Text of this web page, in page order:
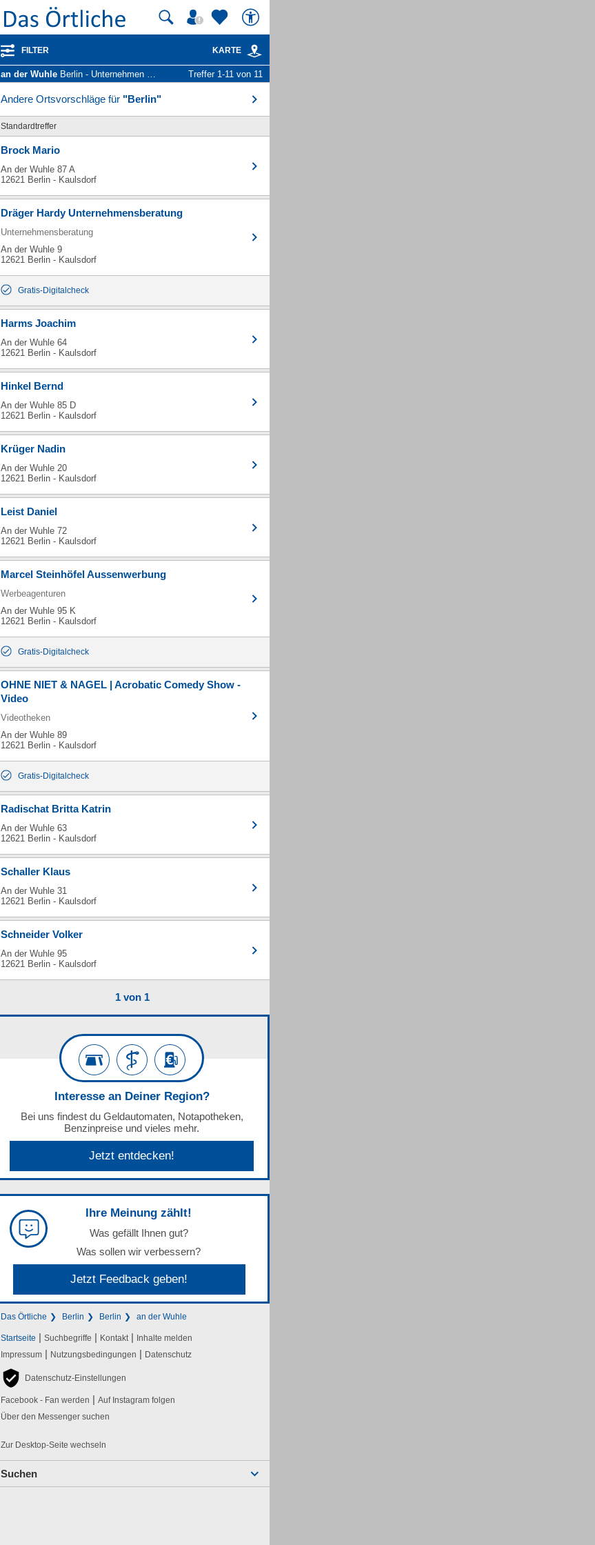
FILTER KARTE
an der Wuhle Berlin - Unternehmen und Personen Treffer 1-11 von 11
Andere Ortsvorschläge für "Berlin"
Standardtreffer
Brock Mario
An der Wuhle 87 A
12621 Berlin - Kaulsdorf
Dräger Hardy Unternehmensberatung
Unternehmensberatung
An der Wuhle 9
12621 Berlin - Kaulsdorf
Gratis-Digitalcheck
Harms Joachim
An der Wuhle 64
12621 Berlin - Kaulsdorf
Hinkel Bernd
An der Wuhle 85 D
12621 Berlin - Kaulsdorf
Krüger Nadin
An der Wuhle 20
12621 Berlin - Kaulsdorf
Leist Daniel
An der Wuhle 72
12621 Berlin - Kaulsdorf
Marcel Steinhöfel Aussenwerbung
Werbeagenturen
An der Wuhle 95 K
12621 Berlin - Kaulsdorf
Gratis-Digitalcheck
OHNE NIET & NAGEL | Acrobatic Comedy Show -
Video
Videotheken
An der Wuhle 89
12621 Berlin - Kaulsdorf
Gratis-Digitalcheck
Radischat Britta Katrin
An der Wuhle 63
12621 Berlin - Kaulsdorf
Schaller Klaus
An der Wuhle 31
12621 Berlin - Kaulsdorf
Schneider Volker
An der Wuhle 95
12621 Berlin - Kaulsdorf
1 von 1
Interesse an Deiner Region?
Bei uns findest du Geldautomaten, Notapotheken,
Benzinpreise und vieles mehr.
Jetzt entdecken!
Ihre Meinung zählt!
Was gefällt Ihnen gut?
Was sollen wir verbessern?
Jetzt Feedback geben!
Das Örtliche Berlin Berlin an der Wuhle
Startseite | Suchbegriffe | Kontakt | Inhalte melden
Impressum | Nutzungsbedingungen | Datenschutz
Datenschutz-Einstellungen
Facebook - Fan werden | Auf Instagram folgen
Über den Messenger suchen
Zur Desktop-Seite wechseln
Suchen